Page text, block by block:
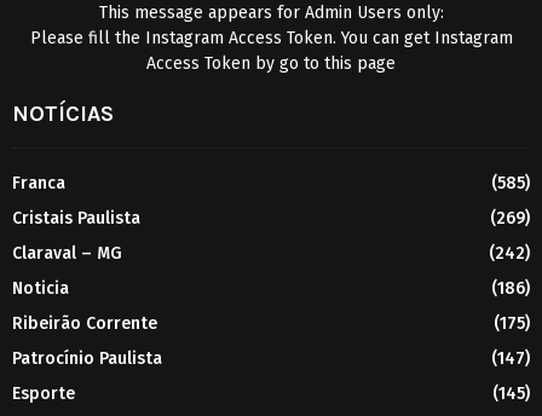
This message appears for Admin Users only:
Please fill the Instagram Access Token. You can get Instagram
Access Token by go to this page
NOTÍCIAS
Franca
(585)
Cristais Paulista
(269)
Claraval – MG
(242)
Noticia
(186)
Ribeirão Corrente
(175)
Patrocínio Paulista
(147)
Esporte
(145)